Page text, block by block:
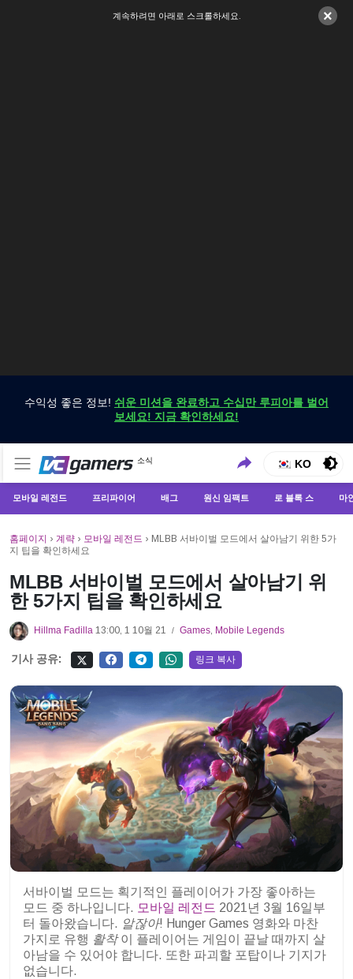
×
계속하려면 아래로 스크롤하세요.
수익성 좋은 정보! 쉬운 미션을 완료하고 수십만 루피아를 벌어
보세요! 지금 확인하세요!
VCGamers 뉴스
소식
VCGamers에서만 최신 게임 뉴스 받기
KO
모바일 레전드 프리파이어 배그 원신 임팩트 로 블록 스 마
홈페이지 › 계략 › 모바일 레전드 › MLBB 서바이벌 모드에서 살아남기 위한 5가
지 팁을 확인하세요
MLBB 서바이벌 모드에서 살아남기 위
한 5가지 팁을 확인하세요
Hillma Fadilla 13:00, 1 10월 21 / Games, Mobile Legends
기사 공유: 링크 복사
서바이벌 모드는 획기적인 플레이어가 가장 좋아하는
모드 중 하나입니다. 모바일 레전드 2021년 3월 16일부
터 돌아왔습니다. 알잖아! Hunger Games 영화와 마찬
가지로 유행 활착이 플레이어는 게임이 끝날 때까지 살
아남을 수 있어야 합니다. 또한 파괴할 포탑이나 기지가
없습니다.